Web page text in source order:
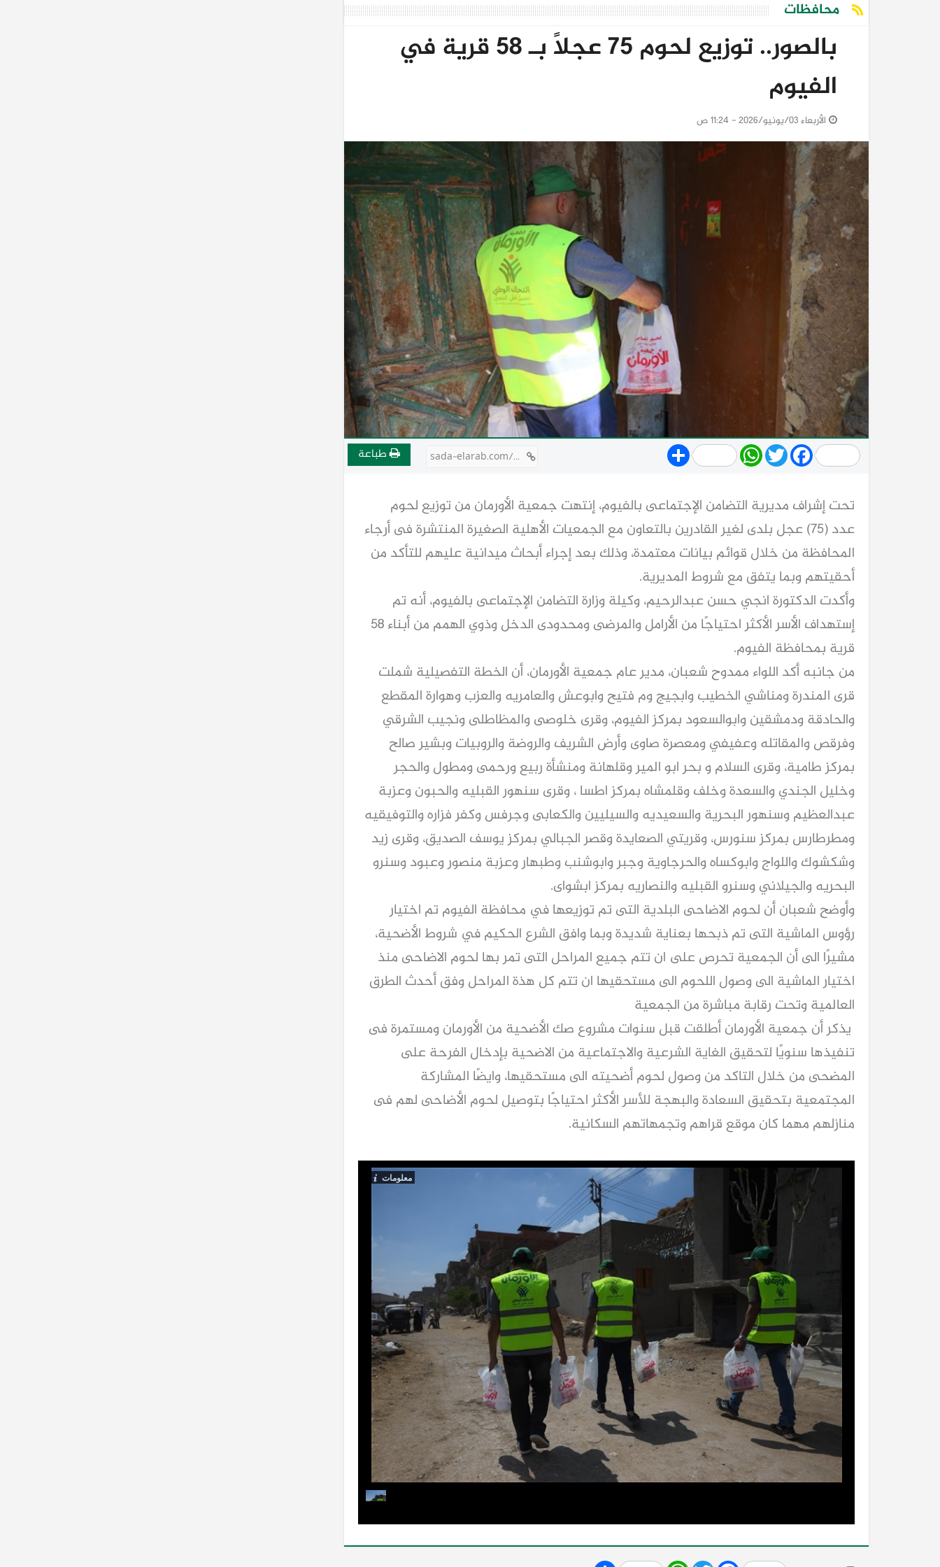
محافظات
بالصور.. توزيع لحوم 75 عجلاً بـ 58 قرية في
الفيوم
الأربعاء 03/يونيو/2026 - 11:24 ص
Share WhatsApp
TwitterFacebook طباعة sada-elarab.com/808529
تحت إشراف مديرية التضامن الإجتماعى بالفيوم، إنتهت جمعية الأورمان من توزيع لحوم
عدد (75) عجل بلدى لغير القادرين بالتعاون مع الجمعيات الأهلية الصغيرة المنتشرة فى أرجاء
المحافظة من خلال قوائم بيانات معتمدة، وذلك بعد إجراء أبحاث ميدانية عليهم للتأكد من
أحقيتهم وبما يتفق مع شروط المديرية.
وأكدت الدكتورة انجي حسن عبدالرحيم، وكيلة وزارة التضامن الإجتماعى بالفيوم، أنه تم
إستهداف الأسر الأكثر احتياجًا من الأرامل والمرضى ومحدودى الدخل وذوي الهمم من أبناء 58
قرية بمحافظة الفيوم.
من جانبه أكد اللواء ممدوح شعبان، مدير عام جمعية الأورمان، أن الخطة التفصيلية شملت
قرى المندرة ومناشي الخطيب وابجيج وم فتيح وابوعش والعامريه والعزب وهوارة المقطع
والحادقة ودمشقين وابوالسعود بمركز الفيوم، وقرى خلوصى والمظاطلى ونجيب الشرقي
وفرقص والمقاتله وعفيفي ومعصرة صاوى وأرض الشريف والروضة والروبيات وبشير صالح
بمركز طامية، وقرى السلام و بحر ابو المير وقلهانة ومنشأة ربيع ورحمى ومطول والحجر
وخليل الجندي والسعدة وخلف وقلمشاه بمركز اطسا ، وقرى سنهور القبليه والحبون وعزبة
عبدالعظيم وسنهور البحرية والسعيديه والسيليين والكعابى وجرفس وكفر فزاره والتوفيقيه
ومطرطارس بمركز سنورس، وقريتي الصعايدة وقصر الجبالي بمركز يوسف الصديق، وقرى زيد
وشكشوك واللواج وابوكساه والحرجاوية وجبر وابوشنب وطبهار وعزبة منصور وعبود وسنرو
البحريه والجيلاني وسنرو القبليه والنصاريه بمركز ابشواى.
وأوضح شعبان أن لحوم الاضاحى البلدية التى تم توزيعها في محافظة الفيوم تم اختيار
رؤوس الماشية التى تم ذبحها بعناية شديدة وبما وافق الشرع الحكيم في شروط الأضحية،
مشيرًا الى أن الجمعية تحرص على ان تتم جميع المراحل التى تمر بها لحوم الاضاحى منذ
اختيار الماشية الى وصول اللحوم الى مستحقيها ان تتم كل هذة المراحل وفق أحدث الطرق
العالمية وتحت رقابة مباشرة من الجمعية
يذكر أن جمعية الأورمان أطلقت قبل سنوات مشروع صك الأضحية من الأورمان ومستمرة فى
تنفيذها سنويًا لتحقيق الغاية الشرعية والاجتماعية من الاضحية بإدخال الفرحة على
المضحى من خلال التاكد من وصول لحوم أضحيته الى مستحقيها، وايضًا المشاركة
المجتمعية بتحقيق السعادة والبهجة للأسر الأكثر احتياجًا بتوصيل لحوم الأضاحى لهم فى
منازلهم مهما كان موقع قراهم وتجمهاتهم السكانية.
معلومات